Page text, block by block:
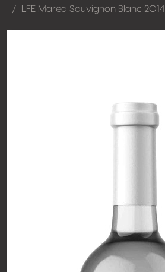
LFE Marea Sauvignon Blanc 2014